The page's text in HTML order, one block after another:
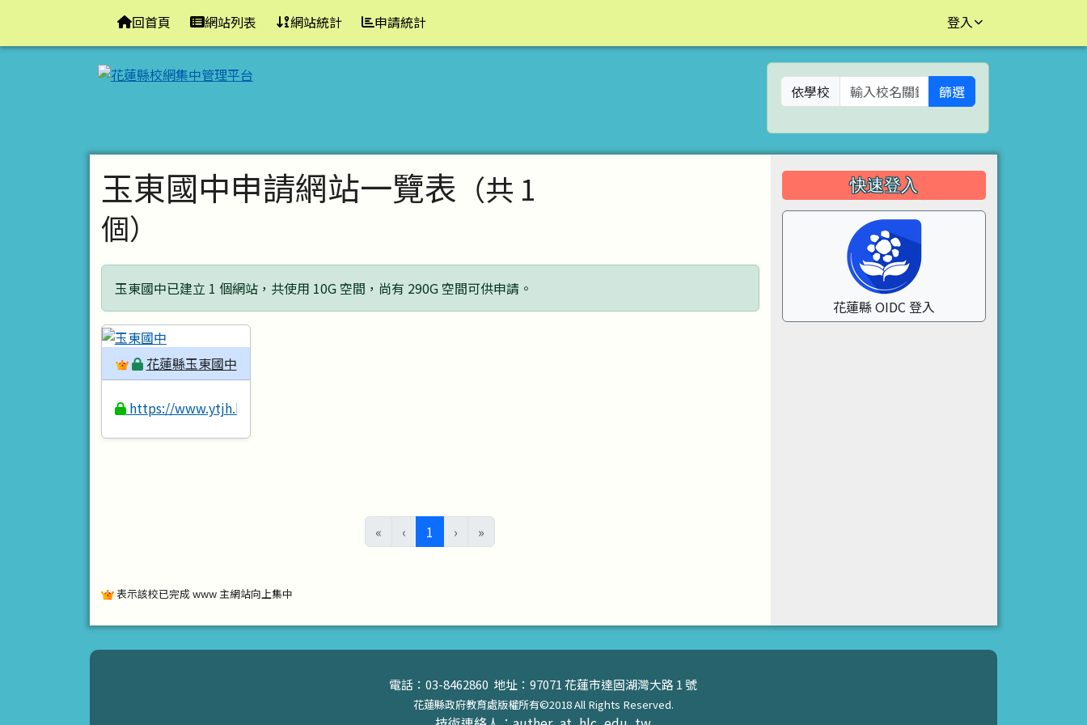
花蓮縣校網集中管理平台
回首頁 網站列表 網站統計 申請統計 登入
依學校 篩選
主內容區域
玉東國中申請網站一覽表 （共 1
個）
玉東國中已建立 1 個網站，共使用 10G 空間，尚有 290G 空間可供申請。
花蓮縣玉東國中
https://www.ytjh.hlc.edu.tw
« ‹ 1 (目前頁次)
› »
表示該校已完成 www 主網站向上集中
左邊區域內容
快速登入
花蓮縣 OIDC 登入
頁尾區域
電話：03-8462860 地址：97071 花蓮市達固湖灣大路 1 號
花蓮縣政府教育處版權所有©2018 All Rights Reserved.